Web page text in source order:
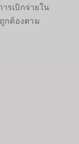
รเบิกจ่ายใน
กต้องตาม